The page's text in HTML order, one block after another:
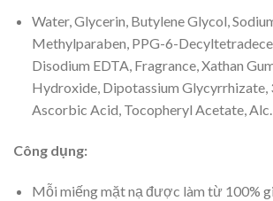
Water, Glycerin, Butylene Glycol,
Methylparaben, PPG-6-
Disodium EDTA, Fragrance, Xathan
Hydroxide, Dipotassium Glycyrrhizate,
Ascorbic Acid, Tocopheryl Acetate,
Công dụng:
Mỗi miếng mặt nạ được làm từ 100%